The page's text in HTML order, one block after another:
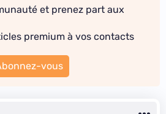
et prenez part aux
premium à vos contacts
vous